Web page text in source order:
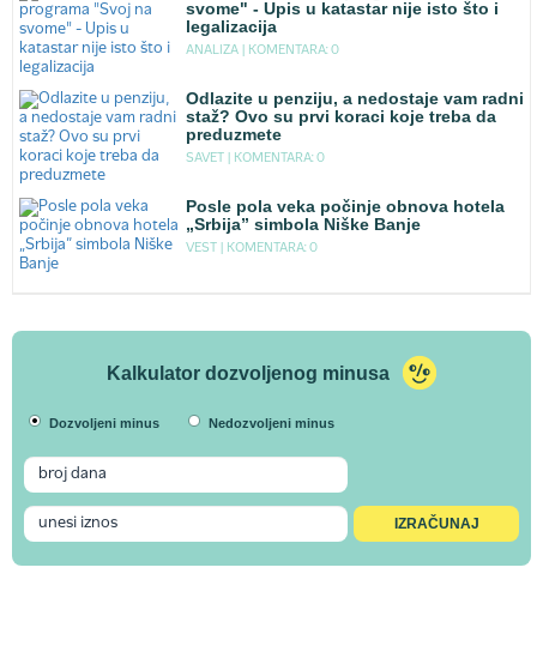
svome" - Upis u katastar nije isto što i
legalizacija
ANALIZA | KOMENTARA: 0
Odlazite u penziju, a nedostaje vam radni
staž? Ovo su prvi koraci koje treba da
preduzmete
SAVET | KOMENTARA: 0
Posle pola veka počinje obnova hotela
„Srbija” simbola Niške Banje
VEST | KOMENTARA: 0
Kalkulator dozvoljenog minusa
Dozvoljeni minus Nedozvoljeni minus